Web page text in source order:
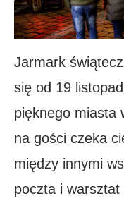
Jarmark
się od 19
pięknego miasta
na gości czeka
między innymi
poczta i warsztat